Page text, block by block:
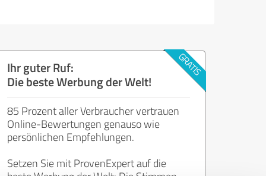
Ihr guter Ruf:
Die beste Werbung der Welt!
85 Prozent aller Verbraucher vertrauen
Online-Bewertungen genauso wie
persönlichen Empfehlungen.
Setzen Sie mit ProvenExpert auf die